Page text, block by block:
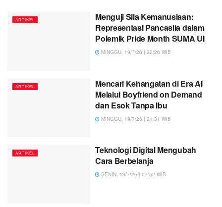
ARTIKEL
Menguji Sila Kemanusiaan:
Representasi Pancasila dalam
Polemik Pride Month SUMA UI
MINGGU, 19/7/26 | 22:26 WIB
ARTIKEL
Mencari Kehangatan di Era AI
Melalui Boyfriend on Demand
dan Esok Tanpa Ibu
MINGGU, 19/7/26 | 21:31 WIB
ARTIKEL
Teknologi Digital Mengubah
Cara Berbelanja
SENIN, 13/7/26 | 07:52 WIB